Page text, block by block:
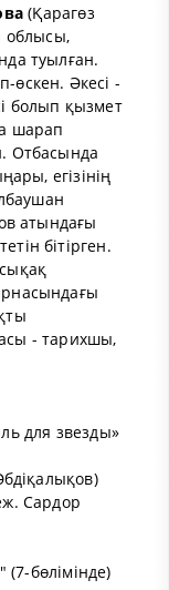
(Қарагөз
облысы,
туылған.
өскен. Әкесі -
болып қызмет
шарап
Отбасында
егізінің
атындағы
бітірген.
- тарихшы,
для звезды»
Сардор
бөлімінде)